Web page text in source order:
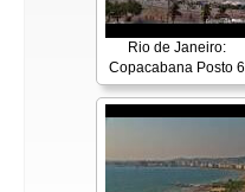
Rio de Janeiro:
Copacabana Posto 6